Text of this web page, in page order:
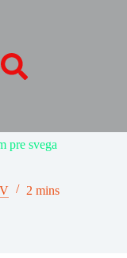
pre svega
2 mins